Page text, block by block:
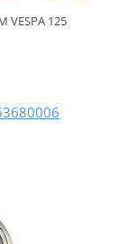
VESPA 125